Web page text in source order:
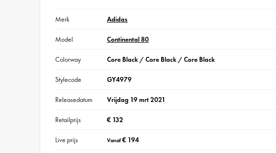
Merk Adidas
Model Continental 80
Colorway Core Black / Core Black / Core Black
Stylecode GY4979
Releasedatum Vrijdag 19 mrt 2021
Retailprijs € 132
Live prijs Vanaf€ 194